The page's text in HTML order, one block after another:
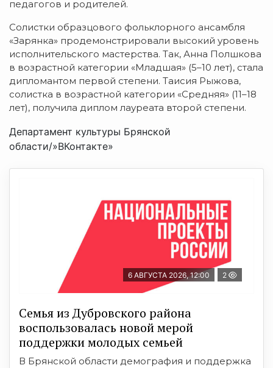
педагогов и родителей.
Солистки образцового фольклорного ансамбля
«Зарянка» продемонстрировали высокий уровень
исполнительского мастерства. Так, Анна Полшкова
в возрастной категории «Младшая» (5–10 лет), стала
дипломантом первой степени. Таисия Рыжова,
солистка в возрастной категории «Средняя» (11–18
лет), получила диплом лауреата второй степени.
Департамент культуры Брянской
области/»ВКонтакте»
6 АВГУСТА 2026, 12:00 2
Семья из Дубровского района
воспользовалась новой мерой
поддержки молодых семьей
В Брянской области демография и поддержка